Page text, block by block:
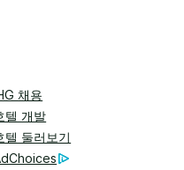
채용
텔 개발
텔 둘러보기